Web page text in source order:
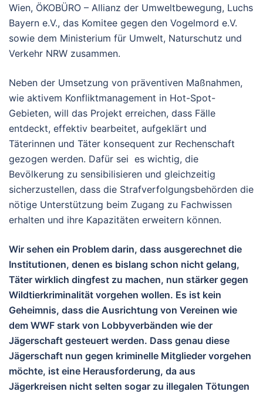
Wien, ÖKOBÜRO – Allianz der Umweltbewegung, Luchs
Bayern e.V., das Komitee gegen den Vogelmord e.V.
sowie dem Ministerium für Umwelt, Naturschutz und
Verkehr NRW zusammen.
Neben der Umsetzung von präventiven Maßnahmen,
wie aktivem Konfliktmanagement in Hot-Spot-
Gebieten, will das Projekt erreichen, dass Fälle
entdeckt, effektiv bearbeitet, aufgeklärt und
Täterinnen und Täter konsequent zur Rechenschaft
gezogen werden. Dafür sei es wichtig, die
Bevölkerung zu sensibilisieren und gleichzeitig
sicherzustellen, dass die Strafverfolgungsbehörden die
nötige Unterstützung beim Zugang zu Fachwissen
erhalten und ihre Kapazitäten erweitern können.
Wir sehen ein Problem darin, dass ausgerechnet die
Institutionen, denen es bislang schon nicht gelang,
Täter wirklich dingfest zu machen, nun stärker gegen
Wildtierkriminalität vorgehen wollen. Es ist kein
Geheimnis, dass die Ausrichtung von Vereinen wie
dem WWF stark von Lobbyverbänden wie der
Jägerschaft gesteuert werden. Dass genau diese
Jägerschaft nun gegen kriminelle Mitglieder vorgehen
möchte, ist eine Herausforderung, da aus
Jägerkreisen nicht selten sogar zu illegalen Tötungen